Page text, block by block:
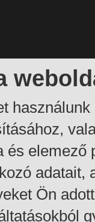
és elemező
adatait,
Ön